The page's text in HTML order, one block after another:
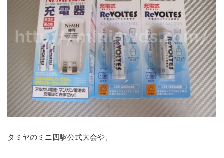
タミヤのミニ四駆公式大会や、